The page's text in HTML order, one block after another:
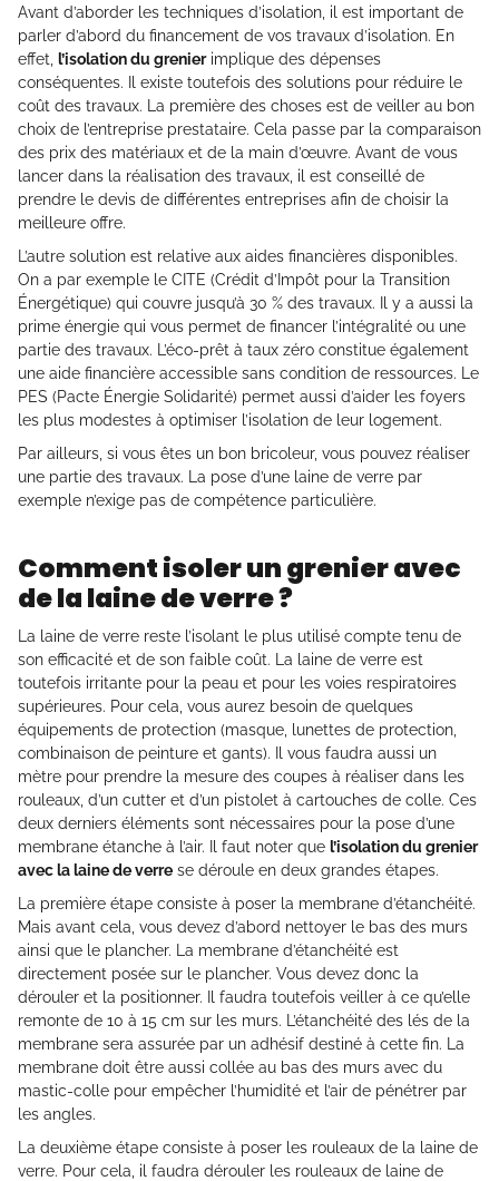
Avant d’aborder les techniques d’isolation, il est important de
parler d’abord du financement de vos travaux d’isolation. En
effet,
l’isolation du grenierimplique des dépenses
conséquentes. Il existe toutefois des solutions pour réduire le
coût des travaux. La première des choses est de veiller au bon
choix de l’entreprise prestataire. Cela passe par la comparaison
des prix des matériaux et de la main d’œuvre. Avant de vous
lancer dans la réalisation des travaux, il est conseillé de
prendre le devis de différentes entreprises afin de choisir la
meilleure offre.
L’autre solution est relative aux aides financières disponibles.
On a par exemple le CITE (Crédit d’Impôt pour la Transition
Énergétique) qui couvre jusqu’à 30 % des travaux. Il y a aussi la
prime énergie qui vous permet de financer l’intégralité ou une
partie des travaux. L’éco-prêt à taux zéro constitue également
une aide financière accessible sans condition de ressources. Le
PES (Pacte Énergie Solidarité) permet aussi d’aider les foyers
les plus modestes à optimiser l’isolation de leur logement.
Par ailleurs, si vous êtes un bon bricoleur, vous pouvez réaliser
une partie des travaux. La pose d’une laine de verre par
exemple n’exige pas de compétence particulière.
Comment isoler un grenier avec
de la laine de verre ?
La laine de verre reste l’isolant le plus utilisé compte tenu de
son efficacité et de son faible coût. La laine de verre est
toutefois irritante pour la peau et pour les voies respiratoires
supérieures. Pour cela, vous aurez besoin de quelques
équipements de protection (masque, lunettes de protection,
combinaison de peinture et gants). Il vous faudra aussi un
mètre pour prendre la mesure des coupes à réaliser dans les
rouleaux, d’un cutter et d’un pistolet à cartouches de colle. Ces
deux derniers éléments sont nécessaires pour la pose d’une
membrane étanche à l’air. Il faut noter que l’isolation du grenier
avec la laine de verre se déroule en deux grandes étapes.
La première étape consiste à poser la membrane d’étanchéité.
Mais avant cela, vous devez d’abord nettoyer le bas des murs
ainsi que le plancher. La membrane d’étanchéité est
directement posée sur le plancher. Vous devez donc la
dérouler et la positionner. Il faudra toutefois veiller à ce qu’elle
remonte de 10 à 15 cm sur les murs. L’étanchéité des lés de la
membrane sera assurée par un adhésif destiné à cette fin. La
membrane doit être aussi collée au bas des murs avec du
mastic-colle pour empêcher l’humidité et l’air de pénétrer par
les angles.
La deuxième étape consiste à poser les rouleaux de la laine de
verre. Pour cela, il faudra dérouler les rouleaux de laine de